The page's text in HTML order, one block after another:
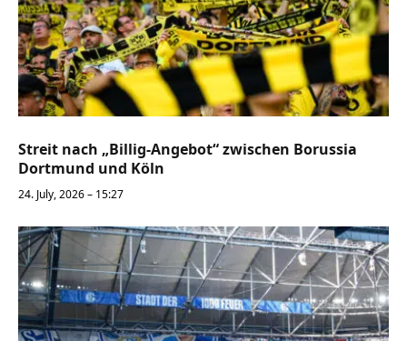
Streit nach „Billig-Angebot“ zwischen Borussia
Dortmund und Köln
24. July, 2026 – 15:27